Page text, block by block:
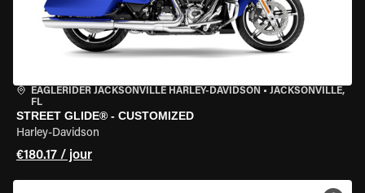
EAGLERIDER JACKSONVILLE HARLEY-DAVIDSON • JACKSONVILLE,
FL
STREET GLIDE® - CUSTOMIZED
Harley-Davidson
€180.17 / jour